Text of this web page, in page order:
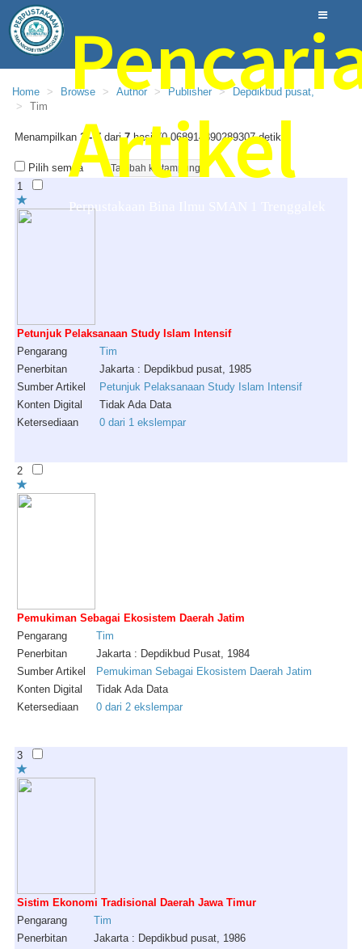
Artikel
Perpustakaan Bina Ilmu SMAN 1 Trenggalek
Home Browse Author Publisher
Depdikbud pusat,
Tim
Menampilkan 1 - 7dari7hasil (0.068914890289307 detik)
Pilih semua
1
Petunjuk Pelaksanaan Study Islam Intensif
Pengarang
Tim
Penerbitan
Jakarta : Depdikbud pusat, 1985
Sumber Artikel
Petunjuk Pelaksanaan Study Islam Intensif
Konten Digital
Tidak Ada Data
Ketersediaan
0 dari 1 ekslempar
2
Pemukiman Sebagai Ekosistem Daerah Jatim
Pengarang
Tim
Penerbitan
Jakarta : Depdikbud Pusat, 1984
Sumber Artikel
Pemukiman Sebagai Ekosistem Daerah Jatim
Konten Digital
Tidak Ada Data
Ketersediaan
0 dari 2 ekslempar
3
Sistim Ekonomi Tradisional Daerah Jawa Timur
Pengarang
Tim
Penerbitan
Jakarta : Depdikbud pusat, 1986